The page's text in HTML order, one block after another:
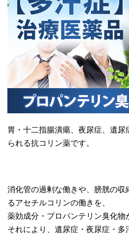
胃・十二指腸潰瘍、夜尿症、遺
られる抗コリン薬です。
消化管の過剰な働きや、膀胱の収
るアセチルコリンの働きを、
薬効成分・プロパンテリン臭化物
それにより、遺尿症・夜尿症・多